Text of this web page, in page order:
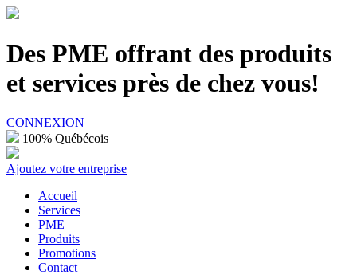
Des PME offrant des produits
et services près de chez vous!
CONNEXION
100% Québécois
Ajoutez votre entreprise
Accueil
Services
PME
Produits
Promotions
Contact